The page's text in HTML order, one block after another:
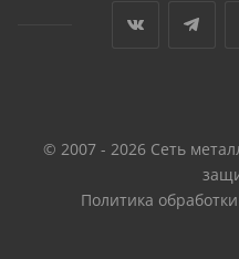
© 2007 - 2026 Сеть
Политика